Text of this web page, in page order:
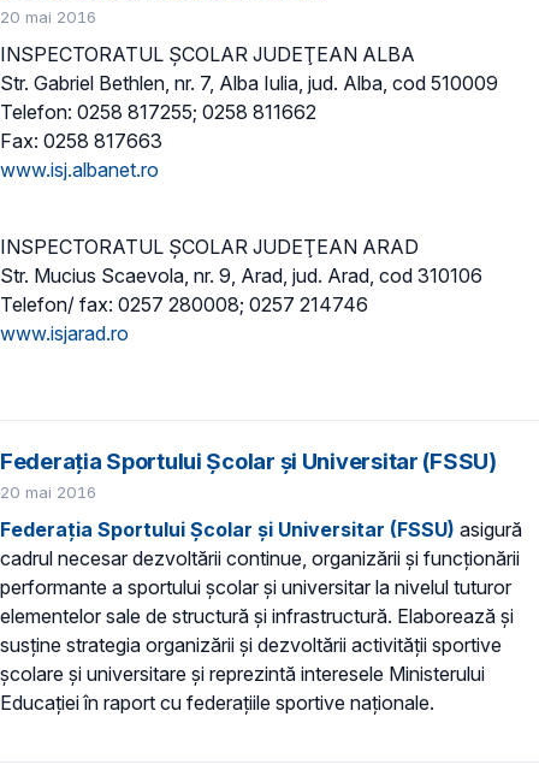
20 mai 2016
INSPECTORATUL ŞCOLAR JUDEŢEAN ALBA
Str. Gabriel Bethlen, nr. 7, Alba Iulia, jud. Alba, cod 510009
Telefon: 0258 817255; 0258 811662
Fax: 0258 817663
www.isj.albanet.ro
INSPECTORATUL ŞCOLAR JUDEŢEAN ARAD
Str. Mucius Scaevola, nr. 9, Arad, jud. Arad, cod 310106
Telefon/ fax: 0257 280008; 0257 214746
www.isjarad.ro
Federaţia Sportului Şcolar şi Universitar (FSSU)
20 mai 2016
Federaţia Sportului Şcolar şi Universitar (FSSU) asigură
cadrul necesar dezvoltării continue, organizării şi funcţionării
performante a sportului şcolar şi universitar la nivelul tuturor
elementelor sale de structură şi infrastructură. Elaborează şi
susţine strategia organizării şi dezvoltării activităţii sportive
şcolare şi universitare şi reprezintă interesele Ministerului
Educației în raport cu federaţiile sportive naţionale.